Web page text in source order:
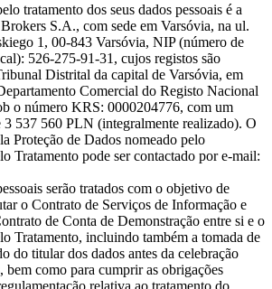
tratamento dos seus dados pessoais é a
S.A., com sede em Varsóvia, na ul.
1, 00-843 Varsóvia, NIP (número de
526-275-91-31, cujos registos são
Distrital da capital de Varsóvia, em
Comercial do Registo Nacional
o número KRS: 0000204776, com um
3 537 560 PLN (integralmente realizado). O
Proteção de Dados nomeado pelo
Tratamento pode ser contactado por e-mail:
serão tratados com o objetivo de
o Contrato de Serviços de Informação e
de Conta de Demonstração entre si e o
Tratamento, incluindo também a tomada de
do titular dos dados antes da celebração
bem como para cumprir as obrigações
relativa ao tratamento do